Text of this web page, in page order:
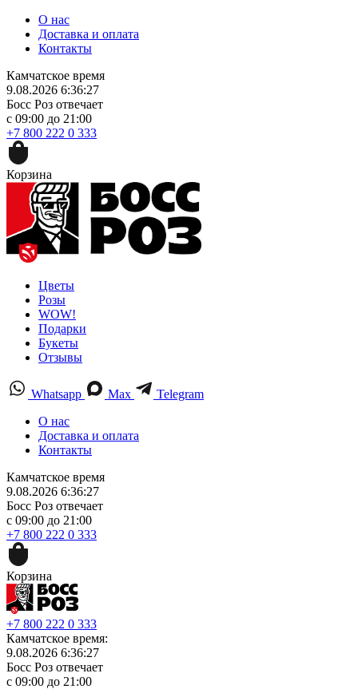
О нас
Доставка и оплата
Контакты
Камчатское время
9.08.2026 6:36:27
Босс Роз отвечает
с 09:00 до 21:00
+7 800 222 0 333
Корзина
Цветы
Розы
WOW!
Подарки
Букеты
Отзывы
Whatsapp Max
Telegram
О нас
Доставка и оплата
Контакты
Камчатское время
9.08.2026 6:36:27
Босс Роз отвечает
с 09:00 до 21:00
+7 800 222 0 333
Корзина
+7 800 222 0 333
Камчатское время:
9.08.2026 6:36:27
Босс Роз отвечает
с 09:00 до 21:00